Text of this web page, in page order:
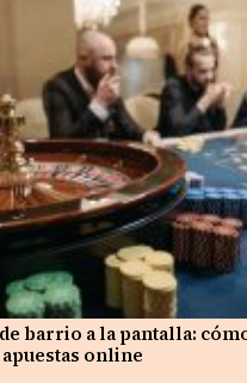
barrio a la pantalla:
online